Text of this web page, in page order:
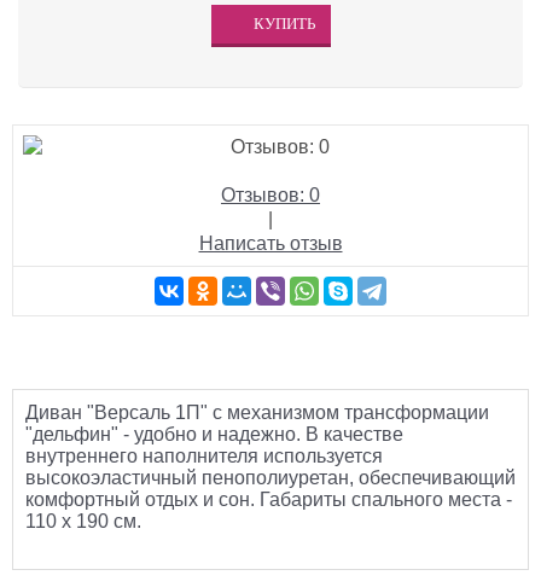
Отзывов: 0
Написать отзыв
Диван "Версаль 1П" с механизмом трансформации
"дельфин" - удобно и надежно. В качестве
внутреннего наполнителя используется
высокоэластичный пенополиуретан, обеспечивающий
комфортный отдых и сон. Габариты спального места -
110 х 190 см.